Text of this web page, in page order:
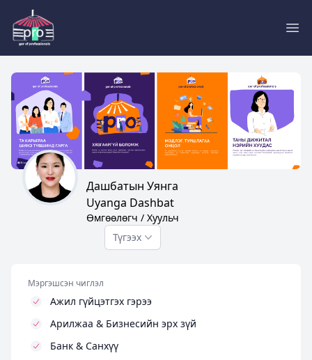
Дашбатын Уянга
Uyanga Dashbat
Өмгөөлөгч / Хуульч
Түгээх
Мэргэшсэн чиглэл
Ажил гүйцэтгэх гэрээ
Арилжаа & Бизнесийн эрх зүй
Банк & Санхүү